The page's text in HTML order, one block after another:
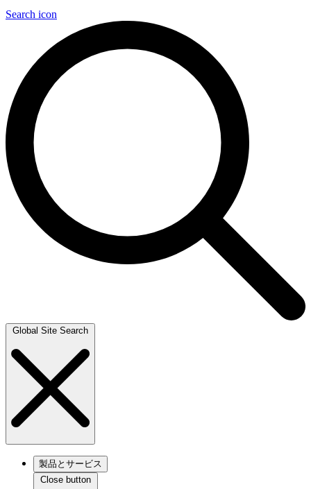
Search icon
Global Site Search
製品とサービス
Close button